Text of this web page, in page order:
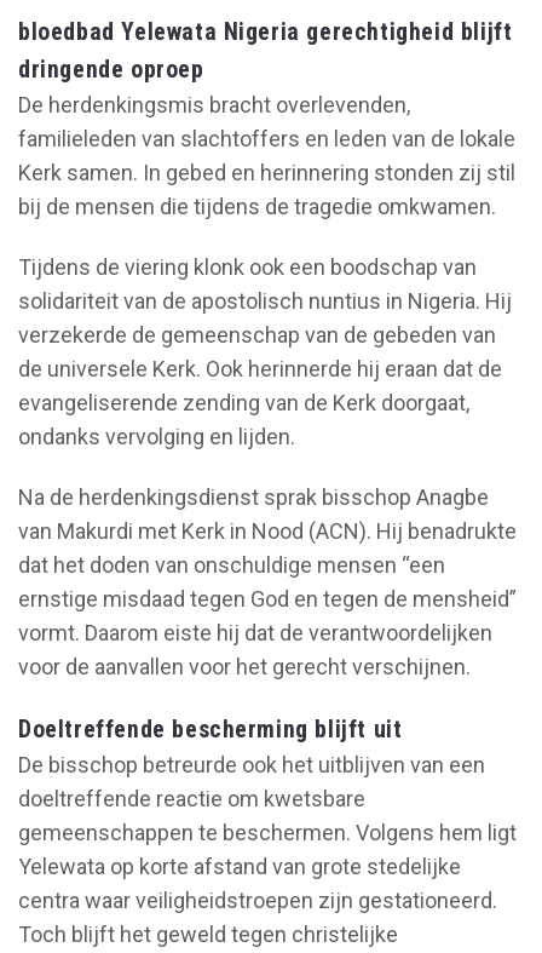
bloedbad Yelewata Nigeria gerechtigheid blijft
dringende oproep
De herdenkingsmis bracht overlevenden,
familieleden van slachtoffers en leden van de lokale
Kerk samen. In gebed en herinnering stonden zij stil
bij de mensen die tijdens de tragedie omkwamen.
Tijdens de viering klonk ook een boodschap van
solidariteit van de apostolisch nuntius in Nigeria. Hij
verzekerde de gemeenschap van de gebeden van
de universele Kerk. Ook herinnerde hij eraan dat de
evangeliserende zending van de Kerk doorgaat,
ondanks vervolging en lijden.
Na de herdenkingsdienst sprak bisschop Anagbe
van Makurdi met Kerk in Nood (ACN). Hij benadrukte
dat het doden van onschuldige mensen “een
ernstige misdaad tegen God en tegen de mensheid”
vormt. Daarom eiste hij dat de verantwoordelijken
voor de aanvallen voor het gerecht verschijnen.
Doeltreffende bescherming blijft uit
De bisschop betreurde ook het uitblijven van een
doeltreffende reactie om kwetsbare
gemeenschappen te beschermen. Volgens hem ligt
Yelewata op korte afstand van grote stedelijke
centra waar veiligheidstroepen zijn gestationeerd.
Toch blijft het geweld tegen christelijke